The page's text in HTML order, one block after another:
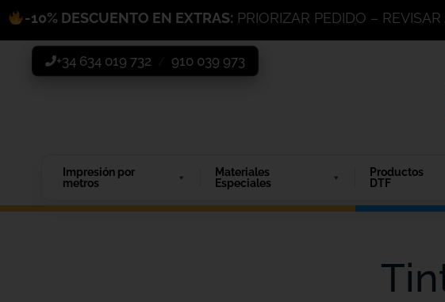
-10% DESCUENTO EN EXTRAS: PRIORIZAR PEDIDO –
+34 634 019 732 910 039 973
Impresión por
metros
Materiales
Especiales
Productos
DTF